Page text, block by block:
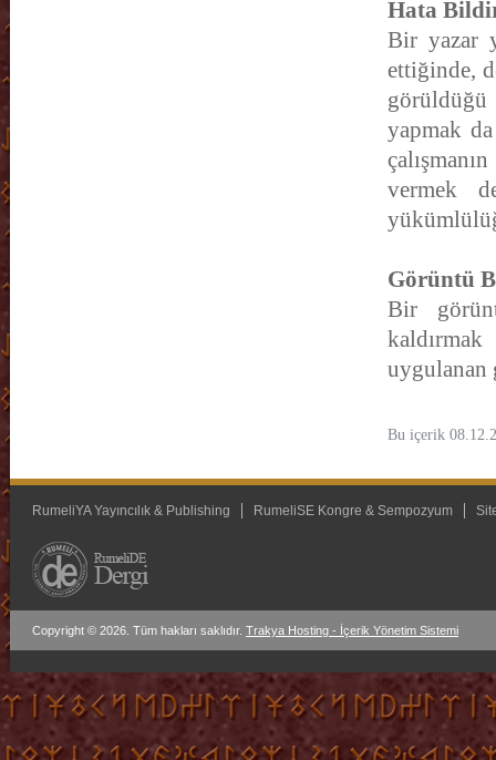
Hata
Bir yazar
ettiğinde,
yapmak
vermek
Görüntü
Bir
uygulanan
Bu içerik
RumeliYA Yayıncılık & Publishing RumeliSE Kongre & Sempozyum
Copyright © 2026. Tüm hakları saklıdır. Trakya Hosting - İçerik Yönetim Sistemi